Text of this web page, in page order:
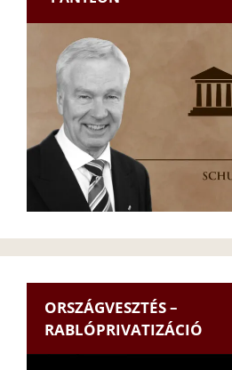
ORSZÁGVESZTÉS –
RABLÓPRIVATIZÁCIÓ